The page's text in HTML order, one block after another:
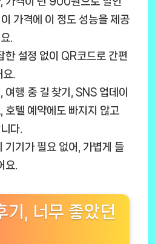
가격에 이 정도 성능을 제공
.
한 설정 없이 QR코드로 간편
.
, 여행 중 길 찾기, SNS 업데이
호텔 예약에도 빠지지 않고
다.
기기가 필요 없어, 가볍게 들
요.
기, 너무 좋았던